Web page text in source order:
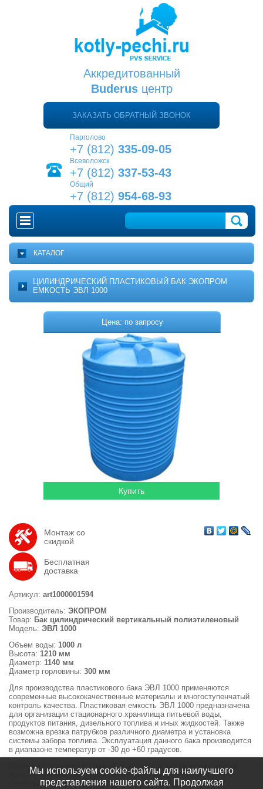
Аккредитованный
Buderusцентр
ЗАКАЗАТЬ ОБРАТНЫЙ ЗВОНОК
Парголово
+7 (812) 335-09-05
Всеволожск
+7 (812) 337-53-43
Общий
+7 (812) 954-68-93
ГЛАВНАЯ
О ПРОЕКТЕ
ДОСТАВКА
КОРЗИНА
КАТАЛОГ
Комплектующие для котельных
Системы отопления
Гидромассажные бассейны
Локальная канализация
Пластиковые ёмкости
ЦИЛИНДРИЧЕСКИЙ ПЛАСТИКОВЫЙ БАК ЭКОПРОМ
ЕМКОСТЬ ЭВЛ 1000
Цена: по запросу
Монтаж со
скидкой
Бесплатная
доставка
Артикул: art1000001594
Производитель: ЭКОПРОМ
Товар: Бак цилиндрический вертикальный полиэтиленовый
Модель: ЭВЛ 1000
Объем воды: 1000 л
Высота: 1210 мм
Диаметр: 1140 мм
Диаметр горловины: 300 мм
Для производства пластикового бака ЭВЛ 1000 применяются
современные высококачественные материалы и многоступенчатый
контроль качества. Пластиковая емкость ЭВЛ 1000 предназначена
для организации стационарного хранилища питьевой воды,
продуктов питания, дизельного топлива и иных жидкостей. Также
возможна врезка патрубков различного диаметра и установка
системы забора топлива. Эксплуатация данного бака производится
в диапазоне температур от -30 до +60 градусов.
Возможна доставка товара «Бак цилиндрический вертикальный
полиэтиленовый ЭВЛ 1000 ЭКОПРОМ» по Санкт-Петербургу и
Ленинградской области.
Мы используем cookie-файлы для наилучшего
представления нашего сайта. Продолжая